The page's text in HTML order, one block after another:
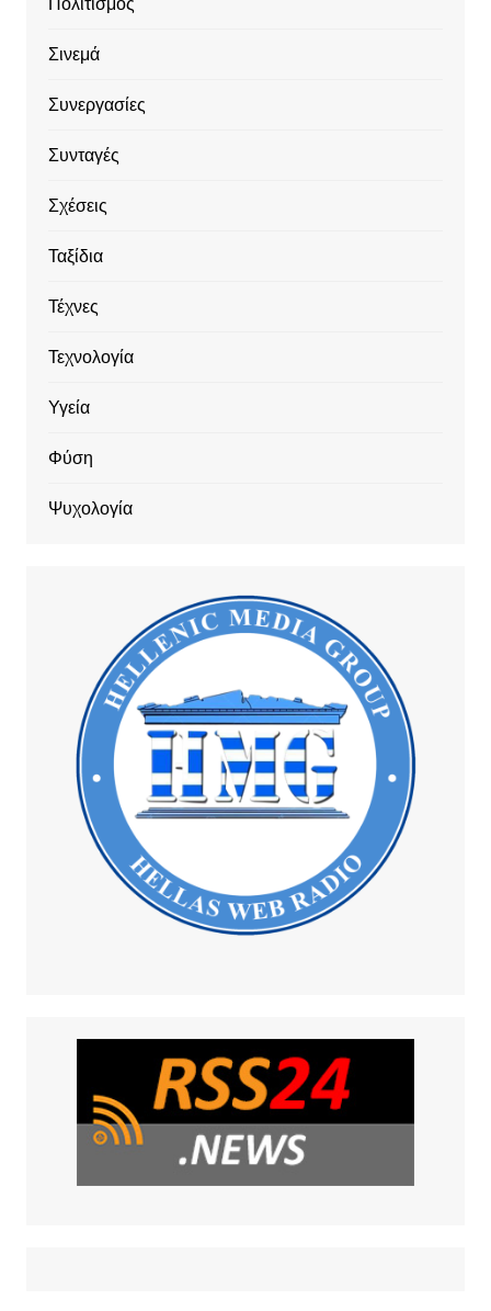
Πολιτισμός
Σινεμά
Συνεργασίες
Συνταγές
Σχέσεις
Ταξίδια
Τέχνες
Τεχνολογία
Υγεία
Φύση
Ψυχολογία